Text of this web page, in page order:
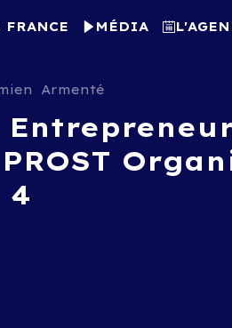
MÉDIA
Armenté
4